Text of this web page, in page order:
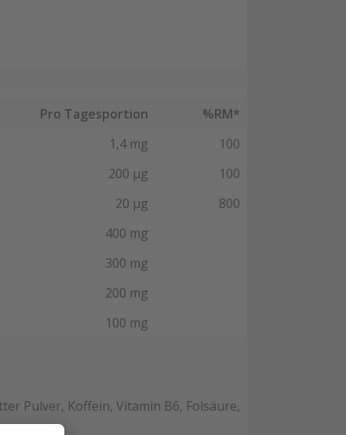
Pro Tagesportion
%RM*
1,4 mg
100
200 μg
100
20 μg
800
400 mg
300 mg
200 mg
100 mg
Pulver, Koffein, Vitamin B6, Folsäure,